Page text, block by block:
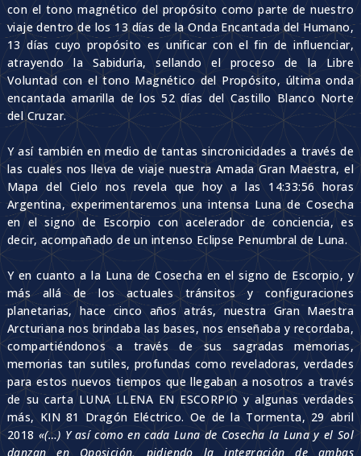
con el tono magnético del propósito como parte de nuestro
viaje dentro de los 13 días de la Onda Encantada del Humano,
13 días cuyo propósito es unificar con el fin de influenciar,
atrayendo la Sabiduría, sellando el proceso de la Libre
Voluntad con el tono Magnético del Propósito, última onda
encantada amarilla de los 52 días del Castillo Blanco Norte
del Cruzar.
Y así también en medio de tantas sincronicidades a través de
las cuales nos lleva de viaje nuestra Amada Gran Maestra, el
Mapa del Cielo nos revela que hoy a las 14:33:56 horas
Argentina, experimentaremos una intensa Luna de Cosecha
en el signo de Escorpio con acelerador de conciencia, es
decir, acompañado de un intenso Eclipse Penumbral de Luna.
Y en cuanto a la Luna de Cosecha en el signo de Escorpio, y
más allá de los actuales tránsitos y configuraciones
planetarias, hace cinco años atrás, nuestra Gran Maestra
Arcturiana nos brindaba las bases, nos enseñaba y recordaba,
compartiéndonos a través de sus sagradas memorias,
memorias tan sutiles, profundas como reveladoras, verdades
para estos nuevos tiempos que llegaban a nosotros a través
de su carta LUNA LLENA EN ESCORPIO y algunas verdades
más, KIN 81 Dragón Eléctrico. Oe de la Tormenta, 29 abril
2018 «(…) Y así como en cada Luna de Cosecha la Luna y el Sol
danzan en Oposición, pidiendo la integración de ambas